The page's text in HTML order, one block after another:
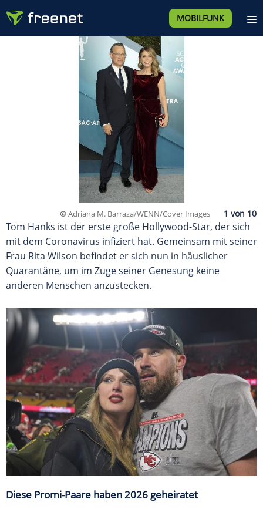
MOBILFUNK
©Adriana M. Barraza/WENN/Cover Images
Tom Hanks ist der erste große Hollywood-Star, der sich
mit dem Coronavirus infiziert hat. Gemeinsam mit seiner
Frau Rita Wilson befindet er sich nun in häuslicher
Quarantäne, um im Zuge seiner Genesung keine
anderen Menschen anzustecken.
Diese Promi-Paare haben 2026 geheiratet